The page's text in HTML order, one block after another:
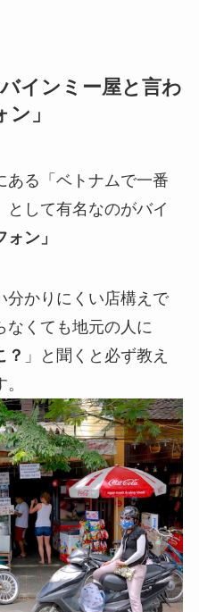
インミー屋と言わ
」
ある「ベトナムで一番
として有名なのがバイ
ン」
分かりにくい店構えで
なくても地元の人に
？ 」と聞くと必ず教え